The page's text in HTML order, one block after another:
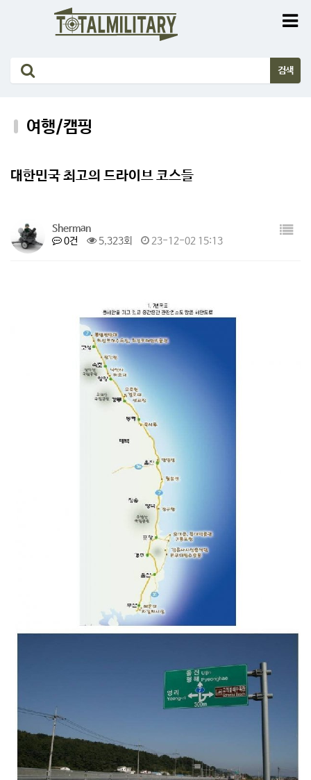
여행/캠핑
대한민국 최고의 드라이브 코스들
Sherman
0건
5,323회 23-12-02 15:13